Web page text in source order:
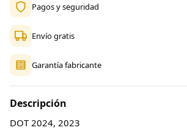
Pagos y seguridad
Envío gratis
Garantía fabricante
Descripción
DOT 2024, 2023